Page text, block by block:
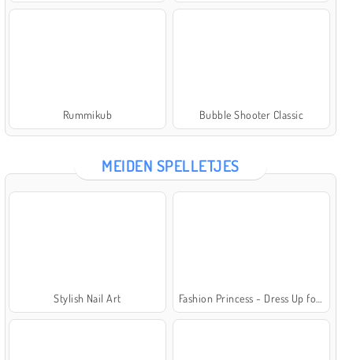
Rummikub Bubble Shooter Classic
MEIDEN SPELLETJES
Stylish Nail Art